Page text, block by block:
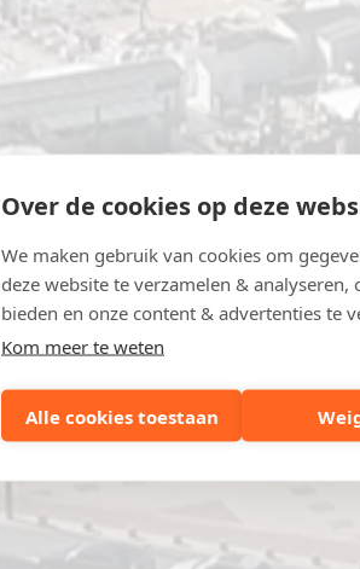
Over de cookies op deze
We maken gebruik van cookies om
deze website te verzamelen &
bieden en onze content & advertenties te
Kom meer te weten
Alle cookies toestaan